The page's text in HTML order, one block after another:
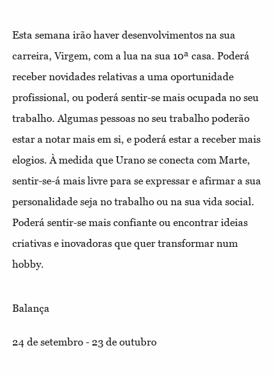
Esta semana irão haver desenvolvimentos na sua
carreira, Virgem, com a lua na sua 10ª casa. Poderá
receber novidades relativas a uma oportunidade
profissional, ou poderá sentir-se mais ocupada no seu
trabalho. Algumas pessoas no seu trabalho poderão
estar a notar mais em si, e poderá estar a receber mais
elogios. À medida que Urano se conecta com Marte,
sentir-se-á mais livre para se expressar e afirmar a sua
personalidade seja no trabalho ou na sua vida social.
Poderá sentir-se mais confiante ou encontrar ideias
criativas e inovadoras que quer transformar num
hobby.
Balança
24 de setembro - 23 de outubro